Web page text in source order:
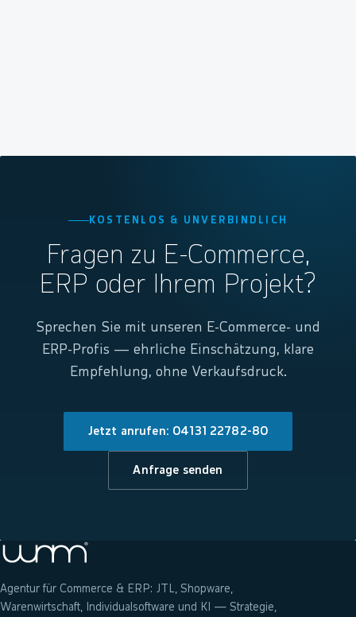
KOSTENLOS & UNVERBINDLICH
Fragen zu E-Commerce,
ERP oder Ihrem Projekt?
Sprechen Sie mit unseren E-Commerce- und
ERP-Profis — ehrliche Einschätzung, klare
Empfehlung, ohne Verkaufsdruck.
Jetzt anrufen: 04131 22782-80
Anfrage senden
Agentur für Commerce & ERP: JTL, Shopware,
Warenwirtschaft, Individualsoftware und KI — Strategie,